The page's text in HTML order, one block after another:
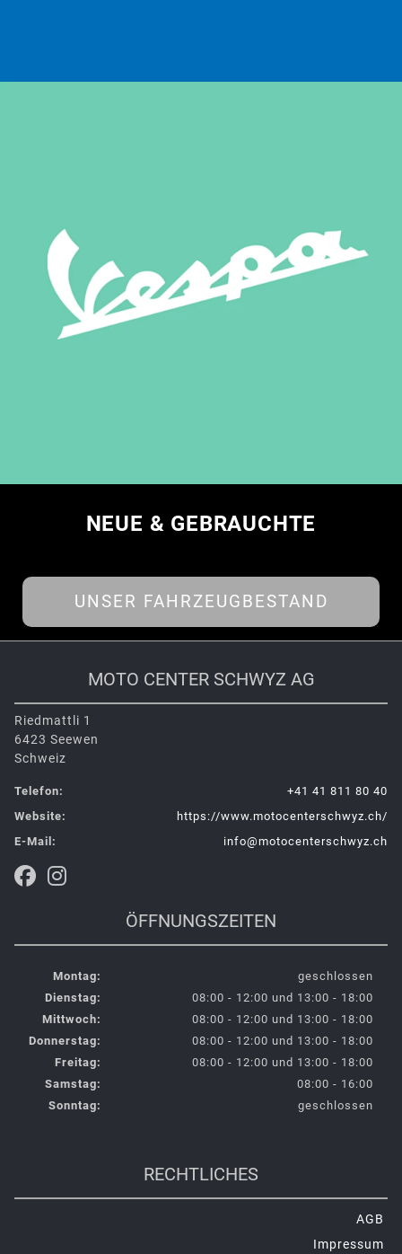
NEUE & GEBRAUCHTE
UNSER FAHRZEUGBESTAND
MOTO CENTER SCHWYZ AG
Riedmattli 1
6423 Seewen
Schweiz
Telefon:
+41 41 811 80 40
Website:
https://www.motocenterschwyz.ch/
E-Mail:
info@motocenterschwyz.ch
ÖFFNUNGSZEITEN
Montag:
geschlossen
Dienstag:
08:00 - 12:00 und 13:00 - 18:00
Mittwoch:
08:00 - 12:00 und 13:00 - 18:00
Donnerstag:
08:00 - 12:00 und 13:00 - 18:00
Freitag:
08:00 - 12:00 und 13:00 - 18:00
Samstag:
08:00 - 16:00
Sonntag:
geschlossen
RECHTLICHES
AGB
Impressum